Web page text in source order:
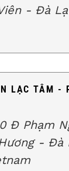
- Đà
LẠC TÂM -
Đ Phạm
- Đà